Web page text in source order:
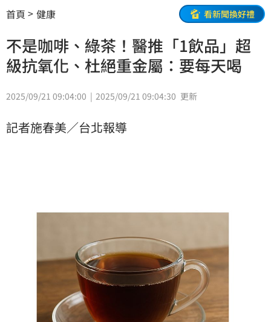
首頁 健康 看新聞換好禮
不是咖啡、綠茶！醫推「1飲品」超
級抗氧化、杜絕重金屬：要每天喝
2025/09/21 09:04:00 2025/09/21 09:04:30 更新
記者施春美／台北報導